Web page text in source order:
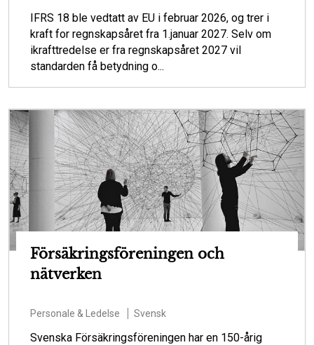
IFRS 18 ble vedtatt av EU i februar 2026, og trer i
kraft for regnskapsåret fra 1.januar 2027. Selv om
ikrafttredelse er fra regnskapsåret 2027 vil
standarden få betydning o...
Försäkringsföreningen och
nätverken
Personale & Ledelse Svensk
Svenska Försäkringsföreningen har en 150-årig